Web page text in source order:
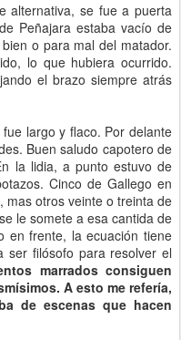
alternativa, se fue a puerta
Peñajara estaba vacío de
o para mal del matador.
lo que hubiera ocurrido.
el brazo siempre atrás
largo y flaco. Por delante
Buen saludo capotero de
la lidia, a punto estuvo de
Cinco de Gallego en
otros veinte o treinta de
le somete a esa cantida de
en frente, la ecuación tiene
ser filósofo para resolver el
marrados consiguen
A esto me refería,
de escenas que hacen